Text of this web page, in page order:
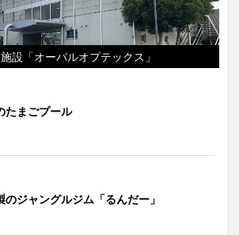
設「オーパルオプテックス」
たまごプール
のジャングルジム「るんだー」